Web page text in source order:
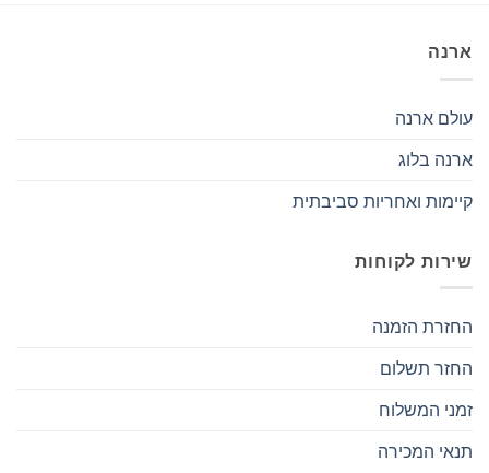
ארנה
עולם ארנה
ארנה בלוג
קיימות ואחריות סביבתית
שירות לקוחות
החזרת הזמנה
החזר תשלום
זמני המשלוח
תנאי המכירה